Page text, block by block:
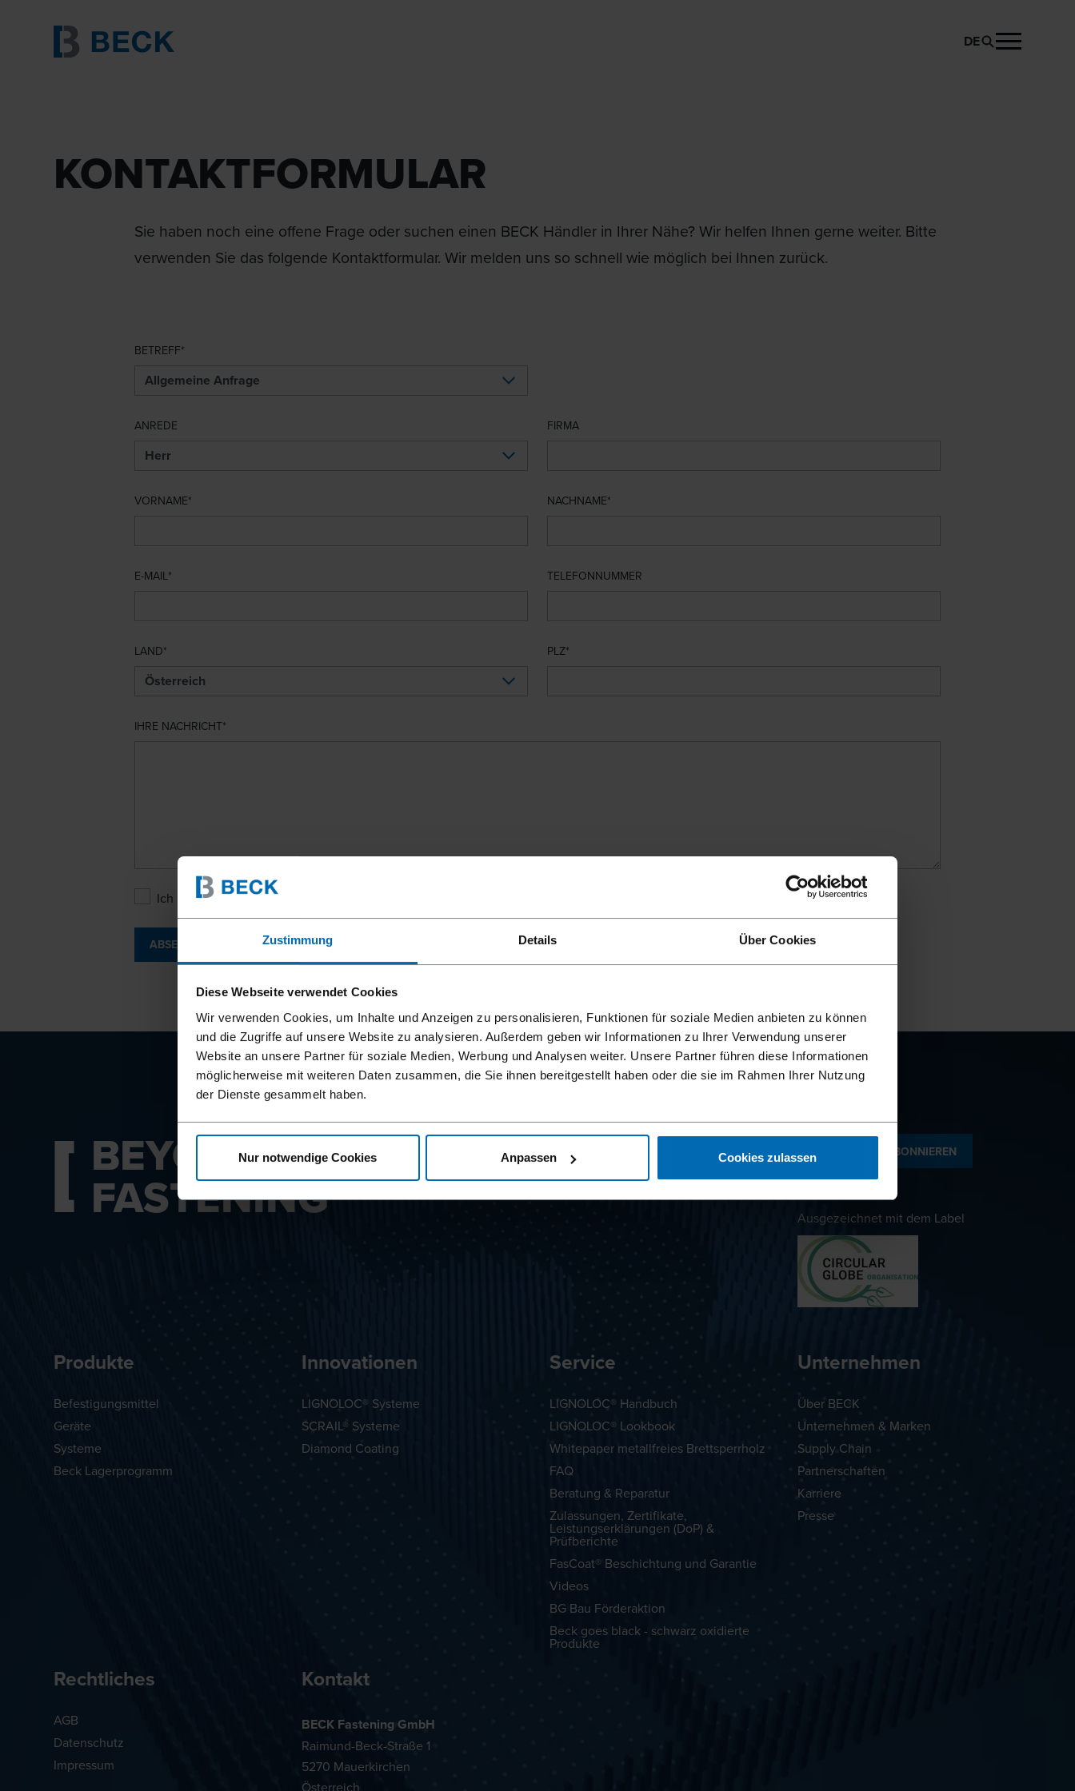
Zustimmung Details Über Cookies
Diese Webseite verwendet Cookies
Wir verwenden Cookies, um Inhalte und Anzeigen zu personalisieren, Funktionen für soziale Medien anbieten zu können
und die Zugriffe auf unsere Website zu analysieren. Außerdem geben wir Informationen zu Ihrer Verwendung unserer
Website an unsere Partner für soziale Medien, Werbung und Analysen weiter. Unsere Partner führen diese Informationen
möglicherweise mit weiteren Daten zusammen, die Sie ihnen bereitgestellt haben oder die sie im Rahmen Ihrer Nutzung
der Dienste gesammelt haben.
Nur notwendige Cookies Anpassen Cookies zulassen
DE
KONTAKTFORMULAR
Sie haben noch eine offene Frage oder suchen einen BECK Händler in Ihrer Nähe? Wir helfen Ihnen gerne weiter. Bitte
verwenden Sie das folgende Kontaktformular. Wir melden uns so schnell wie möglich bei Ihnen zurück.
BETREFF
ANREDE FIRMA
VORNAME NACHNAME
E-MAIL TELEFONNUMMER
LAND PLZ
IHRE NACHRICHT
Ich bin mit denDatenschutzbestimmungen
ABSENDEN
BEYOND
FASTENING
NEWSLETTER ABONNIEREN
Ausgezeichnet mit dem Label
Produkte
Befestigungsmittel
Geräte
Systeme
Beck Lagerprogramm
Innovationen
LIGNOLOC® Systeme
SCRAIL® Systeme
Diamond Coating
Service
LIGNOLOC® Handbuch
LIGNOLOC® Lookbook
Whitepaper metallfreies Brettsperrholz
FAQ
Beratung & Reparatur
Zulassungen, Zertifikate,
Leistungserklärungen (DoP) &
Prüfberichte
FasCoat® Beschichtung und Garantie
Videos
BG Bau Förderaktion
Beck goes black - schwarz oxidierte
Produkte
Unternehmen
Über BECK
Unternehmen & Marken
Supply Chain
Partnerschaften
Karriere
Presse
Rechtliches
AGB
Datenschutz
Impressum
Kontakt
BECK Fastening GmbH
Raimund-Beck-Straße 1
5270 Mauerkirchen
Österreich